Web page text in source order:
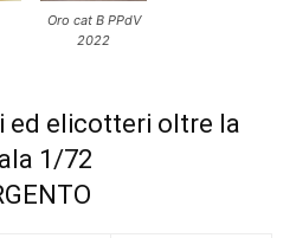
Oro cat B PPdV
2022
ed elicotteri oltre la
1/72